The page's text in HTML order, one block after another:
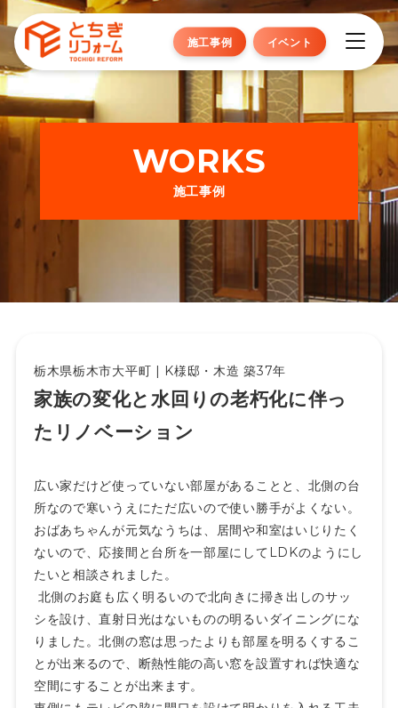
施工事例 イベント
WORKS
施工事例
栃木県栃木市大平町 | K様邸・木造 築37年
家族の変化と水回りの老朽化に伴っ
たリノベーション
広い家だけど使っていない部屋があることと、北側の台
所なので寒いうえにただ広いので使い勝手がよくない。
おばあちゃんが元気なうちは、居間や和室はいじりたく
ないので、応接間と台所を一部屋にしてLDKのようにし
たいと相談されました。
北側のお庭も広く明るいので北向きに掃き出しのサッ
シを設け、直射日光はないものの明るいダイニングにな
りました。北側の窓は思ったよりも部屋を明るくするこ
とが出来るので、断熱性能の高い窓を設置すれば快適な
空間にすることが出来ます。